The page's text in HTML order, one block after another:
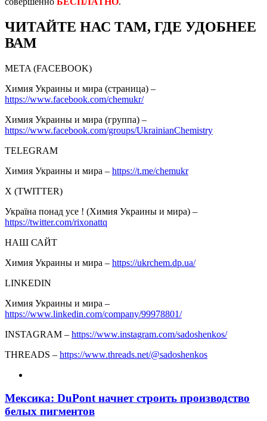
ЧИТАЙТЕ НАС ТАМ, ГДЕ УДОБНЕЕ
ВАМ
META (FACEBOOK)
Химия Украины и мира (страница) –
https://www.facebook.com/chemukr/
Химия Украины и мира (группа) –
https://www.facebook.com/groups/UkrainianChemistry
TELEGRAM
Химия Украины и мира – https://t.me/chemukr
Х (TWITTER)
Україна понад усе ! (Химия Украины и мира) –
https://twitter.com/rixonattq
НАШ САЙТ
Химия Украины и мира – https://ukrchem.dp.ua/
LINKEDIN
Химия Украины и мира –
https://www.linkedin.com/company/99978801/
INSTAGRAM – https://www.instagram.com/sadoshenkos/
THREADS – https://www.threads.net/@sadoshenkos
Мексика: DuPont начнет строить производство
белых пигментов